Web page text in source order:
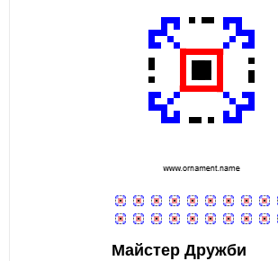
Майстер Дружби